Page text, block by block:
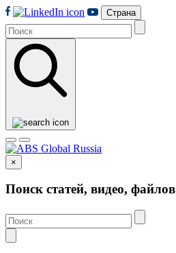
Страна
×
Поиск статей, видео, файлов